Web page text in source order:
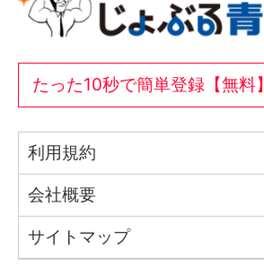
たった10秒で簡単登録【無料】
利用規約
会社概要
サイトマップ